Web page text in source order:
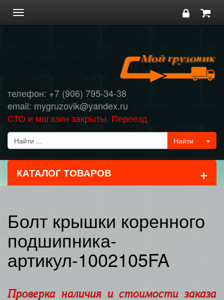
Toggle
navigation
телефон: +7 (906) 795-34-38
email: mygruzovik@yandex.ru
СТО и магазин закрыты. Переезд
КАТАЛОГ ТОВАРОВ +
Болт крышки коренного
подшипника-
артикул-1002105FA
Проверка наличия и стоимости заказа